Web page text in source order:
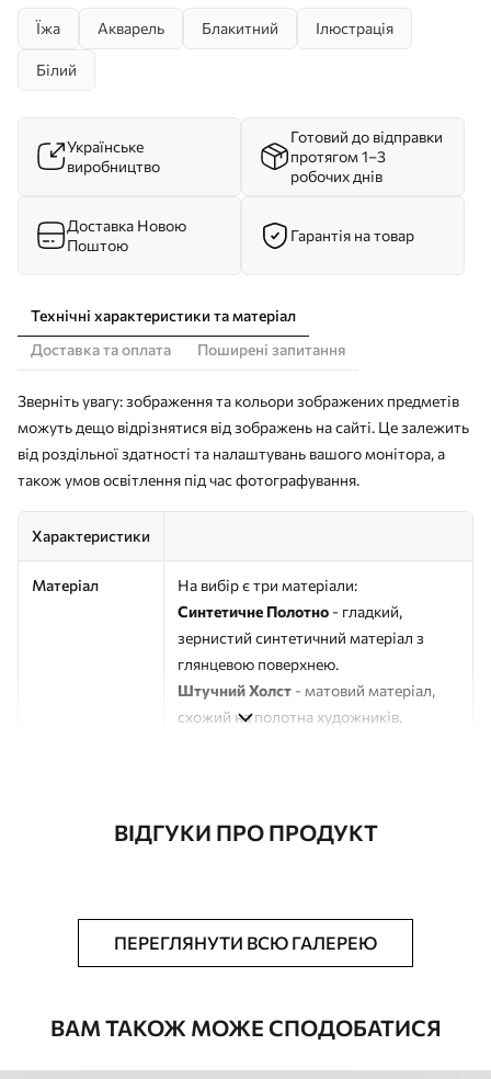
Їжа Акварель Блакитний Ілюстрація
Білий
Українське
виробництво
Готовий до відправки
протягом 1–3
робочих днів
Доставка Новою
Поштою
Гарантія на товар
Технічні характеристики та матеріал
Доставка та оплата
Поширені запитання
Зверніть увагу: зображення та кольори зображених предметів
можуть дещо відрізнятися від зображень на сайті. Це залежить
від роздільної здатності та налаштувань вашого монітора, а
також умов освітлення під час фотографування.
Характеристики
Матеріал
На вибір є три матеріали:
Синтетичне Полотно - гладкий,
зернистий синтетичний матеріал з
глянцевою поверхнею.
Штучний Холст - матовий матеріал,
схожий на полотна художників.
Додатково Можна додати лакове покриття.
ВІДГУКИ ПРО ПРОДУКТ
ПЕРЕГЛЯНУТИ ВСЮ ГАЛЕРЕЮ
ВАМ ТАКОЖ МОЖЕ СПОДОБАТИСЯ